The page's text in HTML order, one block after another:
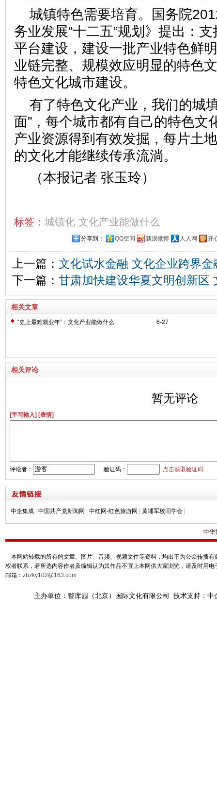
城镇特色需要培育。国务院
务业发展“十二五”规划》提出：
平台建设，建设一批产业特色鲜
业链完整、规模效应明显的特色
特色文化城市建设。
有了特色文化产业，我们的城
面”，每个城市都有自己的特色文
产业资源得到有效发掘，每片土
的文化才能继续传承流淌。
（本报记者 张玉玲）
标签： 城镇化 文化产业能做什么
分享到： QQ空间 新浪微博 人人网 开
上一篇： 文化试水金融 文化企业跨界金
下一篇： 甘肃加快建设华夏文明创新区
相关文章
6-27
“史上最难就业年”：文化产业能做什么
相关评论
暂无评论
[手写输入] [表情]
评论者： 验证码： 点击获取验证码
中企集成 中国共产党新闻网 中红网-红色旅游网 黄埔军校同学会
中华
本网站转载的所有的文章、图片、音频、视频文件等资料，均出于为公众传播
权者联系，若所选内容作者及编辑认为其作品不宜上本网供大家浏览，请及时用
邮箱： zhzky102@163.com
主办单位：智库园（北京）国际文化有限公司 技术支持：